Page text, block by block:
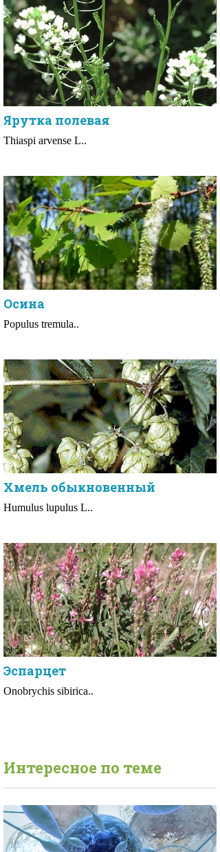
Ярутка полевая
Thiaspi arvense L..
Осина
Populus tremula..
Хмель обыкновенный
Humulus lupulus L..
Эспарцет
Onobrychis sibirica..
Интересное по теме